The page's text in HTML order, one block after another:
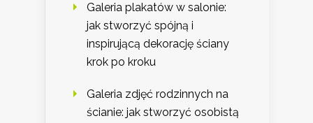
Galeria plakatów w salonie:
jak stworzyć spójną i
inspirującą dekorację ściany
krok po kroku
Galeria zdjęć rodzinnych na
ścianie: jak stworzyć osobistą